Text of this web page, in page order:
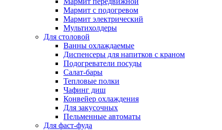
Мармит с подогревом
Мармит электрический
Мультихолдеры
Для столовой
Ванны охлаждаемые
Диспенсеры для напитков с краном
Подогреватели посуды
Салат-бары
Тепловые полки
Чафинг диш
Конвейер охлаждения
Для закусочных
Пельменные автоматы
Для фаст-фуда